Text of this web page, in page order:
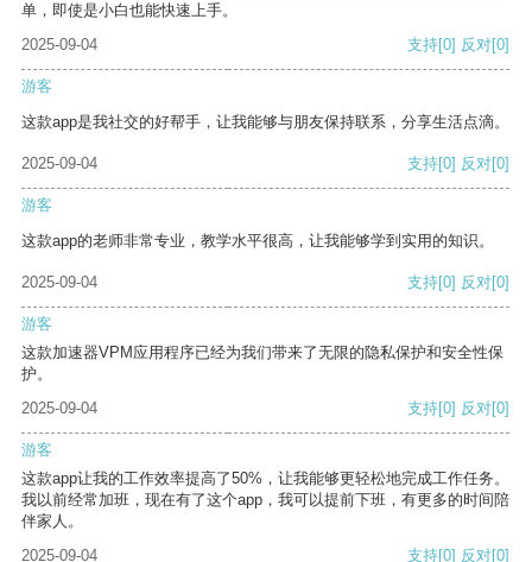
单，即使是小白也能快速上手。
2025-09-04
支持[0] 反对[0]
游客
这款app是我社交的好帮手，让我能够与朋友保持联系，分享生活点滴。
2025-09-04 支持[0] 反对[0]
游客
这款app的老师非常专业，教学水平很高，让我能够学到实用的知识。
2025-09-04 支持[0] 反对[0]
游客
这款加速器VPM应用程序已经为我们带来了无限的隐私保护和安全性保
护。
2025-09-04
支持[0] 反对[0]
游客
这款app让我的工作效率提高了50%，让我能够更轻松地完成工作任务。
我以前经常加班，现在有了这个app，我可以提前下班，有更多的时间陪
伴家人。
2025-09-04
支持[0] 反对[0]